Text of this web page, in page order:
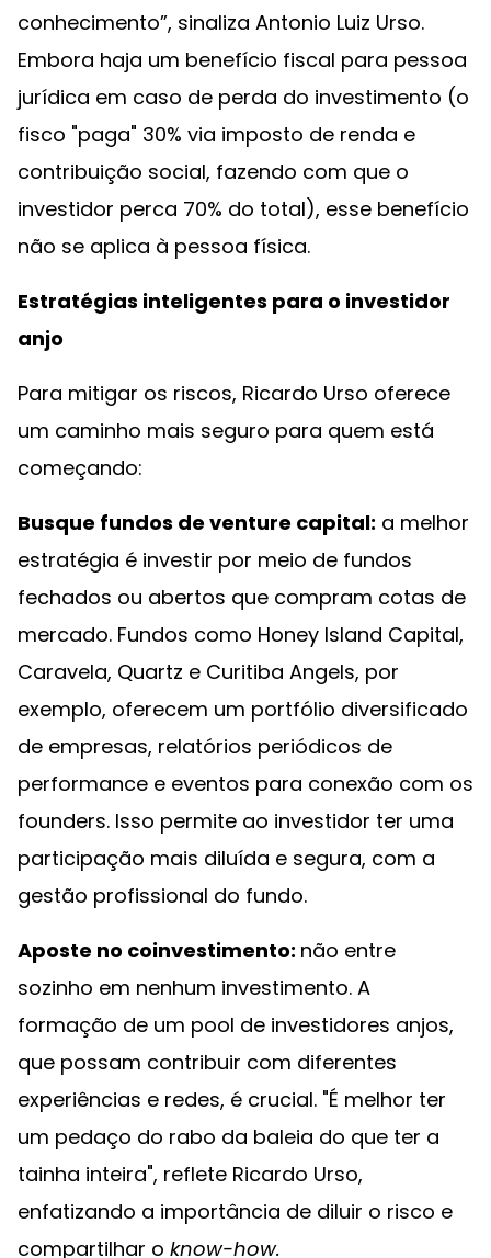
conhecimento”, sinaliza Antonio Luiz Urso.
Embora haja um benefício fiscal para pessoa
jurídica em caso de perda do investimento (o
fisco "paga" 30% via imposto de renda e
contribuição social, fazendo com que o
investidor perca 70% do total), esse benefício
não se aplica à pessoa física.
Estratégias inteligentes para o investidor
anjo
Para mitigar os riscos, Ricardo Urso oferece
um caminho mais seguro para quem está
começando:
Busque fundos de venture capital: a melhor
estratégia é investir por meio de fundos
fechados ou abertos que compram cotas de
mercado. Fundos como Honey Island Capital,
Caravela, Quartz e Curitiba Angels, por
exemplo, oferecem um portfólio diversificado
de empresas, relatórios periódicos de
performance e eventos para conexão com os
founders. Isso permite ao investidor ter uma
participação mais diluída e segura, com a
gestão profissional do fundo.
Aposte no coinvestimento: não entre
sozinho em nenhum investimento. A
formação de um pool de investidores anjos,
que possam contribuir com diferentes
experiências e redes, é crucial. "É melhor ter
um pedaço do rabo da baleia do que ter a
tainha inteira", reflete Ricardo Urso,
enfatizando a importância de diluir o risco e
compartilhar o know-how.